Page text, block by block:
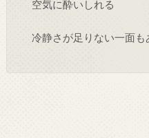
空気に酔いしれる
冷静さが足りない一面も